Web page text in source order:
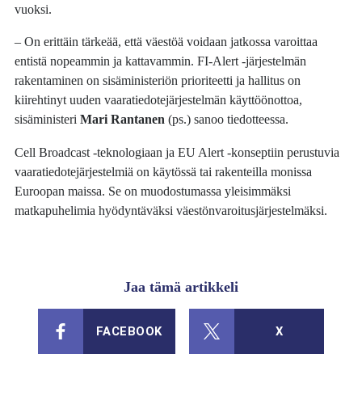
vuoksi.
– On erittäin tärkeää, että väestöä voidaan jatkossa varoittaa
entistä nopeammin ja kattavammin. FI-Alert -järjestelmän
rakentaminen on sisäministeriön prioriteetti ja hallitus on
kiirehtinyt uuden vaaratiedotejärjestelmän käyttöönottoa,
sisäministeri Mari Rantanen (ps.) sanoo tiedotteessa.
Cell Broadcast -teknologiaan ja EU Alert -konseptiin perustuvia
vaaratiedotejärjestelmiä on käytössä tai rakenteilla monissa
Euroopan maissa. Se on muodostumassa yleisimmäksi
matkapuhelimia hyödyntäväksi väestönvaroitusjärjestelmäksi.
Jaa tämä artikkeli
FACEBOOK X